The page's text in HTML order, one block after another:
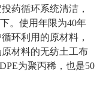
药循环系统清洁，
。使用年限为40年
环利用的原材料，
材料的无纺土工布
为聚丙稀，也是50